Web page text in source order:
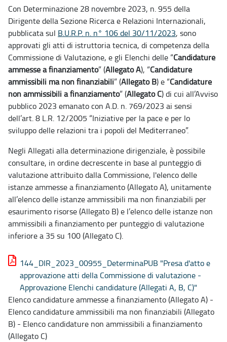
Con Determinazione 28 novembre 2023, n. 955 della
Dirigente della Sezione Ricerca e Relazioni Internazionali,
pubblicata sul B.U.R.P. n. n° 106 del 30/11/2023, sono
approvati gli atti di istruttoria tecnica, di competenza della
Commissione di Valutazione, e gli Elenchi delle “Candidature
ammesse a finanziamento” (Allegato A), “Candidature
ammissibili ma non finanziabili” (Allegato B) e “Candidature
non ammissibili a finanziamento” (Allegato C) di cui all’Avviso
pubblico 2023 emanato con A.D. n. 769/2023 ai sensi
dell’art. 8 L.R. 12/2005 “Iniziative per la pace e per lo
sviluppo delle relazioni tra i popoli del Mediterraneo”.
Negli Allegati alla determinazione dirigenziale, è possibile
consultare, in ordine decrescente in base al punteggio di
valutazione attribuito dalla Commissione, l'elenco delle
istanze ammesse a finanziamento (Allegato A), unitamente
all’elenco delle istanze ammissibili ma non finanziabili per
esaurimento risorse (Allegato B) e l’elenco delle istanze non
ammissibili a finanziamento per punteggio di valutazione
inferiore a 35 su 100 (Allegato C).
144_DIR_2023_00955_DeterminaPUB "Presa d'atto e
approvazione atti della Commissione di valutazione -
Approvazione Elenchi candidature (Allegati A, B, C)"
Elenco candidature ammesse a finanziamento (Allegato A) -
Elenco candidature ammissibili ma non finanziabili (Allegato
B) - Elenco candidature non ammissibili a finanziamento
(Allegato C)